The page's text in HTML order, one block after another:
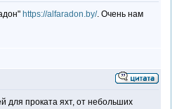
https://alfaradon.by/. Очень нам
для проката яхт, от небольших